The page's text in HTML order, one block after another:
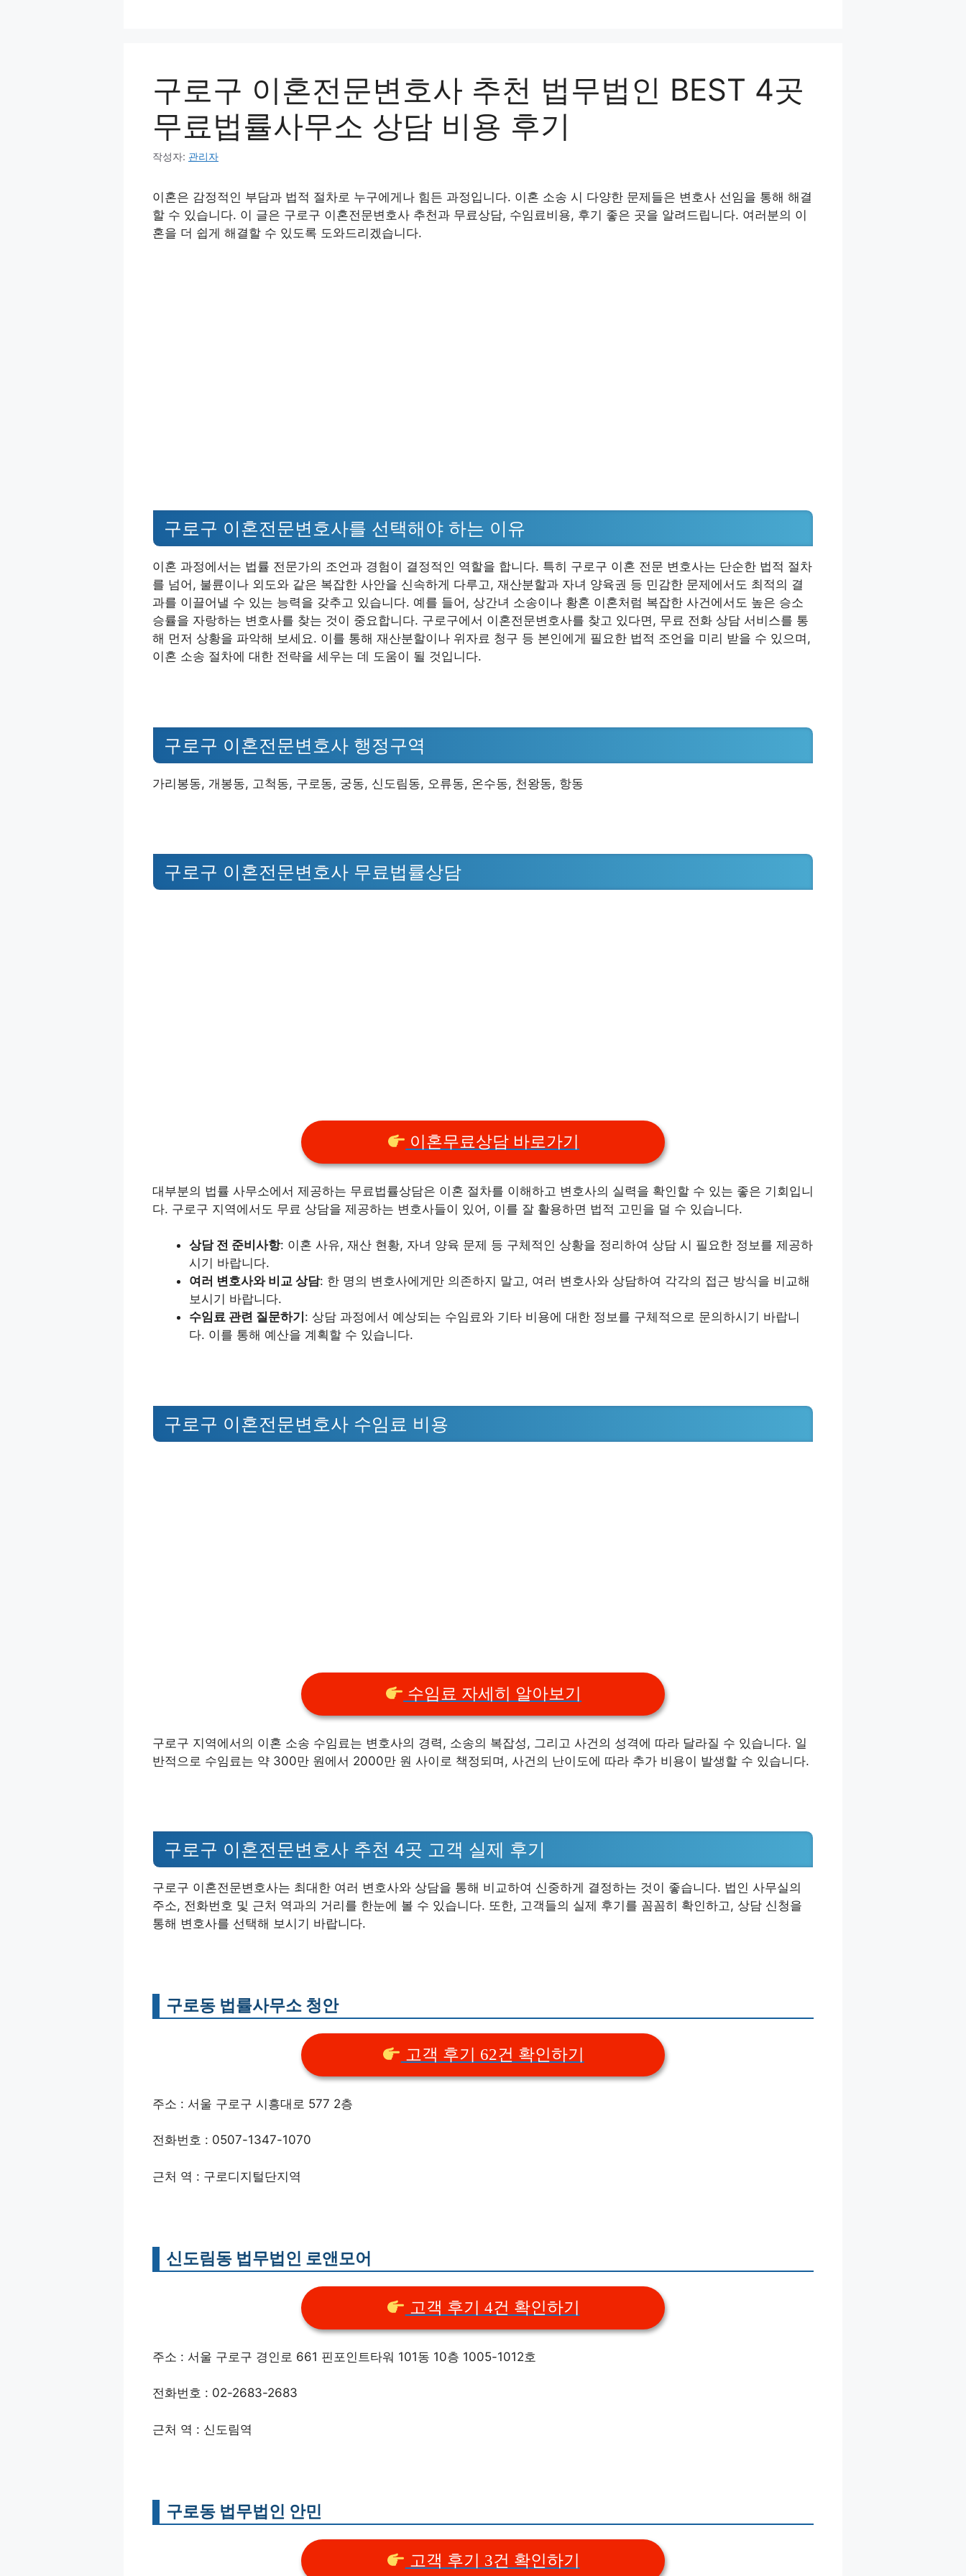
구로구 이혼전문변호사 추천 법무법인 BEST 4곳
무료법률사무소 상담 비용 후기
작성자: 관리자
이혼은 감정적인 부담과 법적 절차로 누구에게나 힘든 과정입니다. 이혼 소송 시 다양한 문제들은 변호사 선임을 통해 해결
할 수 있습니다. 이 글은 구로구 이혼전문변호사 추천과 무료상담, 수임료비용, 후기 좋은 곳을 알려드립니다. 여러분의 이
혼을 더 쉽게 해결할 수 있도록 도와드리겠습니다.
구로구 이혼전문변호사를 선택해야 하는 이유
이혼 과정에서는 법률 전문가의 조언과 경험이 결정적인 역할을 합니다. 특히 구로구 이혼 전문 변호사는 단순한 법적 절차
를 넘어, 불륜이나 외도와 같은 복잡한 사안을 신속하게 다루고, 재산분할과 자녀 양육권 등 민감한 문제에서도 최적의 결
과를 이끌어낼 수 있는 능력을 갖추고 있습니다. 예를 들어, 상간녀 소송이나 황혼 이혼처럼 복잡한 사건에서도 높은 승소
승률을 자랑하는 변호사를 찾는 것이 중요합니다. 구로구에서 이혼전문변호사를 찾고 있다면, 무료 전화 상담 서비스를 통
해 먼저 상황을 파악해 보세요. 이를 통해 재산분할이나 위자료 청구 등 본인에게 필요한 법적 조언을 미리 받을 수 있으며,
이혼 소송 절차에 대한 전략을 세우는 데 도움이 될 것입니다.
구로구 이혼전문변호사 행정구역
가리봉동, 개봉동, 고척동, 구로동, 궁동, 신도림동, 오류동, 온수동, 천왕동, 항동
구로구 이혼전문변호사 무료법률상담
이혼무료상담 바로가기
대부분의 법률 사무소에서 제공하는 무료법률상담은 이혼 절차를 이해하고 변호사의 실력을 확인할 수 있는 좋은 기회입니
다. 구로구 지역에서도 무료 상담을 제공하는 변호사들이 있어, 이를 잘 활용하면 법적 고민을 덜 수 있습니다.
상담 전 준비사항: 이혼 사유, 재산 현황, 자녀 양육 문제 등 구체적인 상황을 정리하여 상담 시 필요한 정보를 제공하
시기 바랍니다.
여러 변호사와 비교 상담: 한 명의 변호사에게만 의존하지 말고, 여러 변호사와 상담하여 각각의 접근 방식을 비교해
보시기 바랍니다.
수임료 관련 질문하기 : 상담 과정에서 예상되는 수임료와 기타 비용에 대한 정보를 구체적으로 문의하시기 바랍니
다. 이를 통해 예산을 계획할 수 있습니다.
구로구 이혼전문변호사 수임료 비용
수임료 자세히 알아보기
구로구 지역에서의 이혼 소송 수임료는 변호사의 경력, 소송의 복잡성, 그리고 사건의 성격에 따라 달라질 수 있습니다. 일
반적으로 수임료는 약 300만 원에서 2000만 원 사이로 책정되며, 사건의 난이도에 따라 추가 비용이 발생할 수 있습니다.
구로구 이혼전문변호사 추천 4곳 고객 실제 후기
구로구 이혼전문변호사는 최대한 여러 변호사와 상담을 통해 비교하여 신중하게 결정하는 것이 좋습니다. 법인 사무실의
주소, 전화번호 및 근처 역과의 거리를 한눈에 볼 수 있습니다. 또한, 고객들의 실제 후기를 꼼꼼히 확인하고, 상담 신청을
통해 변호사를 선택해 보시기 바랍니다.
구로동 법률사무소 청안
고객 후기 62건 확인하기
주소 : 서울 구로구 시흥대로 577 2층
전화번호 : 0507-1347-1070
근처 역 : 구로디지털단지역
신도림동 법무법인 로앤모어
고객 후기 4건 확인하기
주소 : 서울 구로구 경인로 661 핀포인트타워 101동 10층 1005-1012호
전화번호 : 02-2683-2683
근처 역 : 신도림역
구로동 법무법인 안민
고객 후기 3건 확인하기